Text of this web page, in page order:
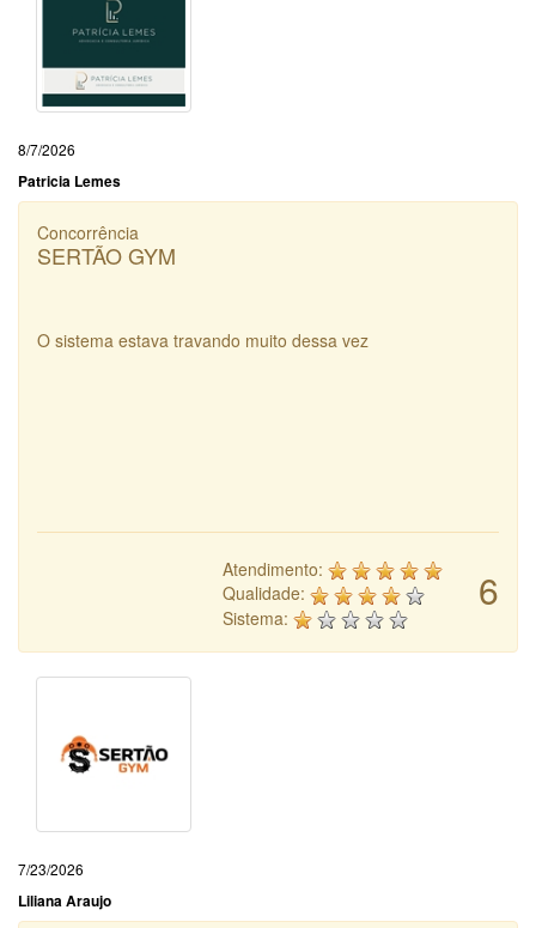
8/7/2026
Patricia Lemes
Concorrência
SERTÃO GYM
O sistema estava travando muito dessa vez
6
Atendimento:
Qualidade:
Sistema:
7/23/2026
Liliana Araujo